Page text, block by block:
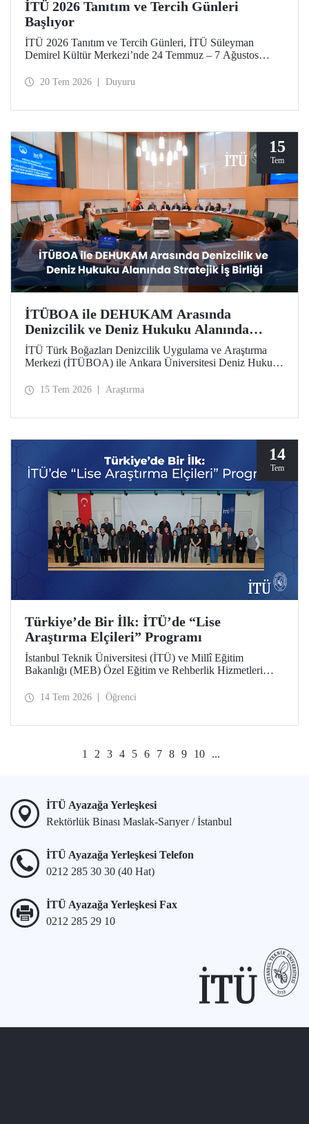
İTÜ 2026 Tanıtım ve Tercih Günleri
Başlıyor
İTÜ 2026 Tanıtım ve Tercih Günleri, İTÜ Süleyman
Demirel Kültür Merkezi’nde 24 Temmuz – 7 Ağustos
sunumlarına katılma, Ayazağa Yerleşkesi’ni otobüsle
20 Temmuz – 13 Ağustos tarihleri arasında ziyaret ederek
bilgi alabilecek.
20 Tem 2026 Duyuru
15
Tem
İTÜBOA ile DEHUKAM Arasında
Denizcilik ve Deniz Hukuku Alanında
Stratejik İş Birliği
İTÜ Türk Boğazları Denizcilik Uygulama ve Araştırma
Merkezi (İTÜBOA) ile Ankara Üniversitesi Deniz Hukuku
denizcilik politikalarını ve Mavi Vatan vizyonunu bilimsel
15 Tem 2026 Araştırma
14
Tem
Türkiye’de Bir İlk: İTÜ’de “Lise
Araştırma Elçileri” Programı
İstanbul Teknik Üniversitesi (İTÜ) ve Millî Eğitim
Bakanlığı (MEB) Özel Eğitim ve Rehberlik Hizmetleri
protokolü, üstün yetenekli lise öğrencilerini “araştırma
14 Tem 2026 Öğrenci
1 2 3 4 5 6 7 8 9 10 ...
İTÜ Ayazağa Yerleşkesi
Rektörlük Binası Maslak-Sarıyer / İstanbul
İTÜ Ayazağa Yerleşkesi Telefon
0212 285 30 30 (40 Hat)
İTÜ Ayazağa Yerleşkesi Fax
0212 285 29 10